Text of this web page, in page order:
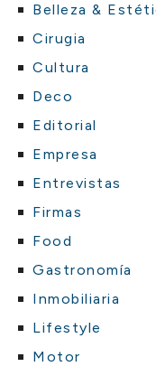
Belleza &
Cirugia
Cultura
Deco
Editorial
Empresa
Entrevistas
Firmas
Food
Gastronomía
Inmobiliaria
Lifestyle
Motor